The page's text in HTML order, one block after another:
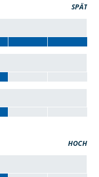
SPÄT
HOCH